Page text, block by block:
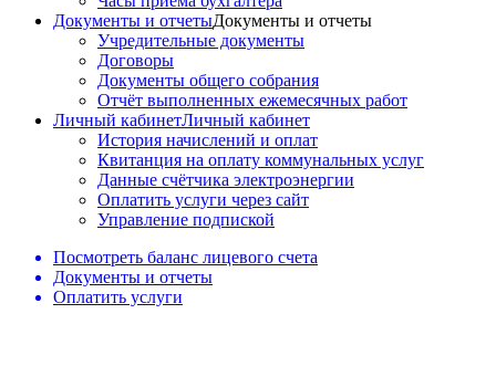
Документы и отчетыДокументы и отчеты
Учредительные документы
Договоры
Документы общего собрания
Отчёт выполненных ежемесячных работ
Личный кабинетЛичный кабинет
История начислений и оплат
Квитанция на оплату коммунальных услуг
Данные счётчика электроэнергии
Оплатить услуги через сайт
Управление подпиской
Посмотреть баланс лицевого счета
Документы и отчеты
Оплатить услуги